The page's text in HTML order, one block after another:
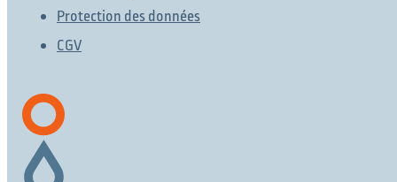
Protection des données
CGV